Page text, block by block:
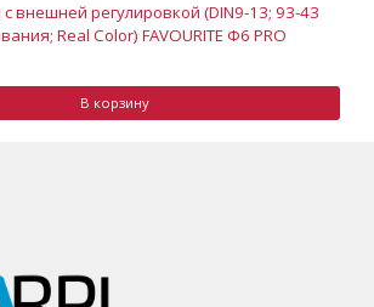
внешней регулировкой (DIN9-13; 93-43
Real Color) FAVOURITE Ф6 PRO
В корзину